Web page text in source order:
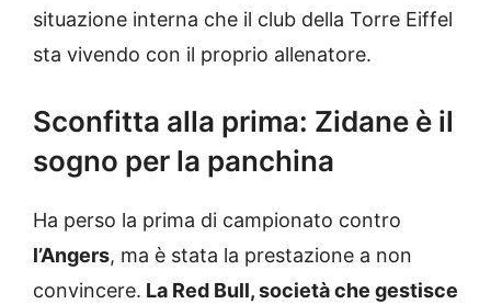
situazione interna che il club della Torre Eiffel
sta vivendo con il proprio allenatore.
Sconfitta alla prima: Zidane è il
sogno per la panchina
Ha perso la prima di campionato contro
l’Angers, ma è stata la prestazione a non
convincere. La Red Bull, società che gestisce